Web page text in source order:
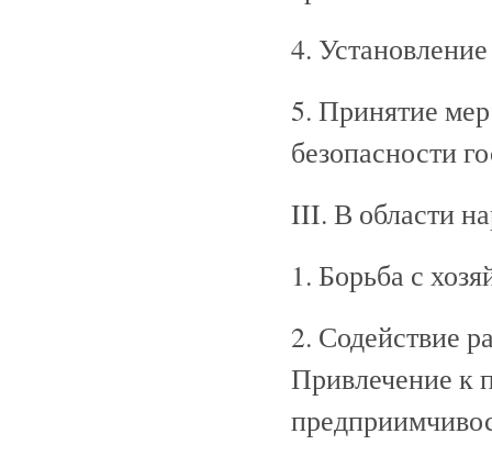
4.
5. Принятие
безопасности
III. В области
1. Борьба с
2. Содействие
Привлечение к